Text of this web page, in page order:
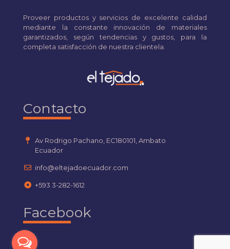
Proveer productos y servicios de excelente calidad
mediante la constante innovación de materiales
garantizados, según tendencias y gustos, para la
completa satisfacción de nuestra clientela.
Contacto
Av Rodrigo Pachano, EC180101, Ambato
Ecuador
info@eltejadoecuador.com
+593 3-282-1612
Facebook